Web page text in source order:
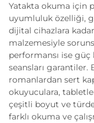
Yatakta okuma için
uyumluluk özelliği,
dijital cihazlara
malzemesiyle
performansı ise güç
seansları garantiler.
romanlardan sert
okuyuculara,
çeşitli boyut ve
farklı okuma ve